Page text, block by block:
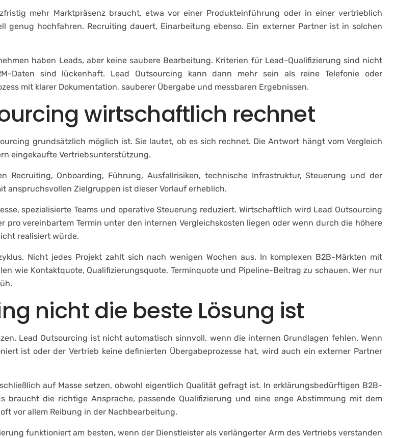
mehr Marktpräsenz braucht, etwa vor einer Produkteinführung oder in einer vertrieblich
hochfahren. Recruiting dauert, Einarbeitung ebenso. Ein externer Partner ist in solchen
haben Leads, aber keine saubere Bearbeitung. Kriterien für Lead-Qualifizierung sind nicht
Daten sind lückenhaft. Lead Outsourcing kann dann mehr sein als reine Telefonie oder
mit klarer Dokumentation, sauberer Übergabe und messbaren Ergebnissen.
wirtschaftlich rechnet
grundsätzlich möglich ist. Sie lautet, ob es sich rechnet. Die Antwort hängt vom Vergleich
eingekaufte Vertriebsunterstützung.
Recruiting, Onboarding, Führung, Ausfallrisiken, technische Infrastruktur, Steuerung und der
anspruchsvollen Zielgruppen ist dieser Vorlauf erheblich.
spezialisierte Teams und operative Steuerung reduziert. Wirtschaftlich wird Lead Outsourcing
pro vereinbartem Termin unter den internen Vergleichskosten liegen oder wenn durch die höhere
realisiert würde.
Nicht jedes Projekt zahlt sich nach wenigen Wochen aus. In komplexen B2B-Märkten mit
wie Kontaktquote, Qualifizierungsquote, Terminquote und Pipeline-Beitrag zu schauen. Wer nur
nicht die beste Lösung ist
Lead Outsourcing ist nicht automatisch sinnvoll, wenn die internen Grundlagen fehlen. Wenn
ist oder der Vertrieb keine definierten Übergabeprozesse hat, wird auch ein externer Partner
auf Masse setzen, obwohl eigentlich Qualität gefragt ist. In erklärungsbedürftigen B2B-
braucht die richtige Ansprache, passende Qualifizierung und eine enge Abstimmung mit dem
vor allem Reibung in der Nachbearbeitung.
funktioniert am besten, wenn der Dienstleister als verlängerter Arm des Vertriebs verstanden